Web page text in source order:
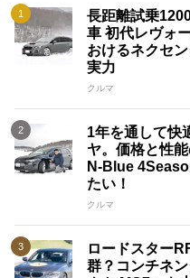
長距離試乗
車 初代レヴォ
おけるネクセ
実力
クルマ
1年を通して快
ヤ。価格と性
N-Blue
たい！
クルマ
ロードスター
群？コンチネ